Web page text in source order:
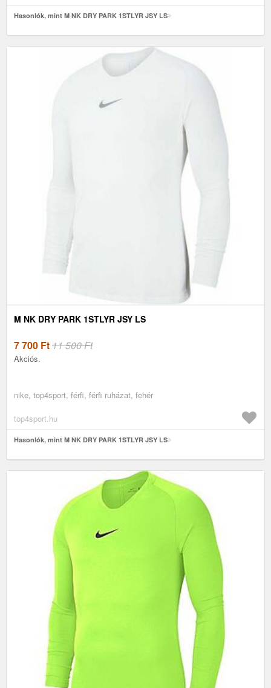
Hasonlók, mint M NK DRY PARK 1STLYR JSY LS
M NK DRY PARK 1STLYR JSY LS
7 700 Ft11 500 Ft
Akciós.
nike, top4sport, férfi, férfi ruházat, fehér
top4sport.hu
Hasonlók, mint M NK DRY PARK 1STLYR JSY LS